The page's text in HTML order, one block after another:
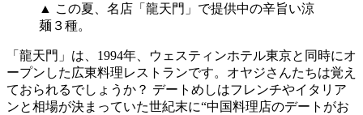
▲ この夏、名店「龍天門」で提供中の辛旨い涼
麺３種。
「龍天門」は、1994年、ウェスティンホテル東京と同時にオ
ープンした広東料理レストランです。オヤジさんたちは覚え
ておられるでしょうか？ デートめしはフレンチやイタリア
ンと相場が決まっていた世紀末に“中国料理店のデートがお